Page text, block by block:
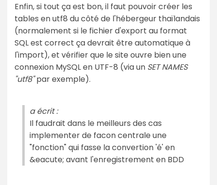
Enfin, si tout ça est bon, il faut pouvoir créer les
tables en utf8 du côté de l'hébergeur thaïlandais
(normalement si le fichier d'export au format
SQL est correct ça devrait être automatique à
l'import), et vérifier que le site ouvre bien une
connexion MySQL en UTF-8 (via un SET NAMES
"utf8"par exemple).
a écrit :
Il faudrait dans le meilleurs des cas
implementer de facon centrale une
"fonction" qui fasse la convertion 'é' en
&eacute; avant l'enregistrement en BDD